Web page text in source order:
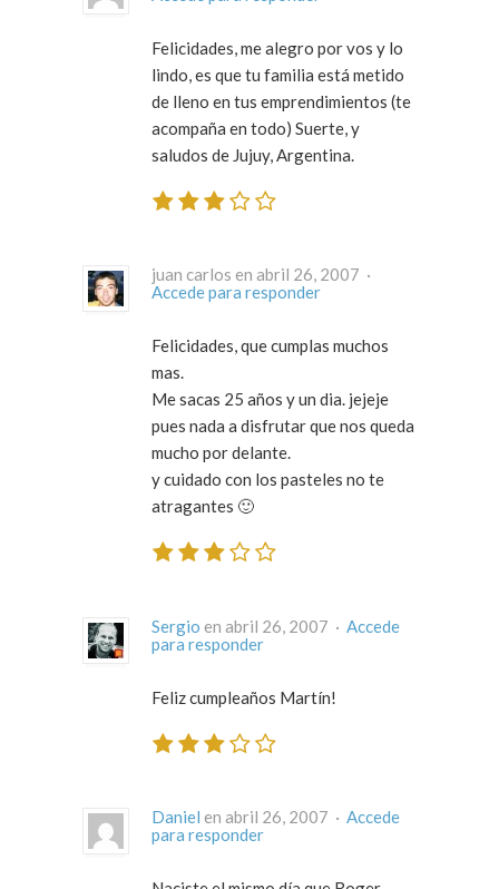
Felicidades, me alegro por vos y lo
lindo, es que tu familia está metido
de lleno en tus emprendimientos (te
acompaña en todo) Suerte, y
saludos de Jujuy, Argentina.
juan carlos en abril 26, 2007 ·
Accede para responder
Felicidades, que cumplas muchos
mas.
Me sacas 25 años y un dia. jejeje
pues nada a disfrutar que nos queda
mucho por delante.
y cuidado con los pasteles no te
atragantes 🙂
Sergio en abril 26, 2007 · Accede
para responder
Feliz cumpleaños Martín!
Daniel en abril 26, 2007 · Accede
para responder